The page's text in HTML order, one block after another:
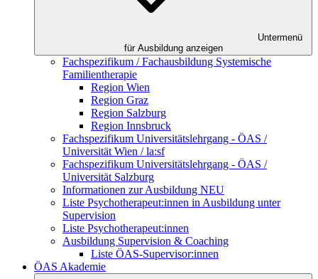
Untermenü
für Ausbildung anzeigen
Fachspezifikum / Fachausbildung Systemische
Familientherapie
Region Wien
Region Graz
Region Salzburg
Region Innsbruck
Fachspezifikum Universitätslehrgang - ÖAS /
Universität Wien / la:sf
Fachspezifikum Universitätslehrgang - ÖAS /
Universität Salzburg
Informationen zur Ausbildung NEU
Liste Psychotherapeut:innen in Ausbildung unter
Supervision
Liste Psychotherapeut:innen
Ausbildung Supervision & Coaching
Liste ÖAS-Supervisor:innen
ÖAS Akademie